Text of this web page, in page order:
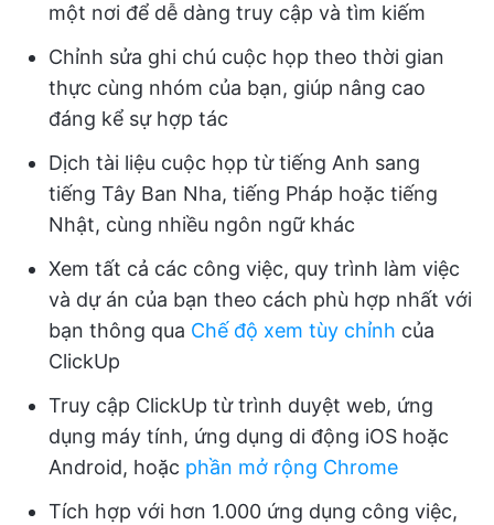
một nơi để dễ dàng truy cập và tìm kiếm
Chỉnh sửa ghi chú cuộc họp theo thời gian
thực cùng nhóm của bạn, giúp nâng cao
đáng kể sự hợp tác
Dịch tài liệu cuộc họp từ tiếng Anh sang
tiếng Tây Ban Nha, tiếng Pháp hoặc tiếng
Nhật, cùng nhiều ngôn ngữ khác
Xem tất cả các công việc, quy trình làm việc
và dự án của bạn theo cách phù hợp nhất với
bạn thông qua Chế độ xem tùy chỉnh của
ClickUp
Truy cập ClickUp từ trình duyệt web, ứng
dụng máy tính, ứng dụng di động iOS hoặc
Android, hoặc phần mở rộng Chrome
Tích hợp với hơn 1.000 ứng dụng công việc,